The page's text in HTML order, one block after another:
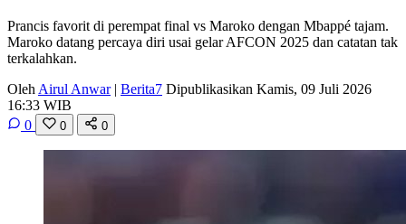
Prancis favorit di perempat final vs Maroko dengan Mbappé tajam.
Maroko datang percaya diri usai gelar AFCON 2025 dan catatan tak
terkalahkan.
Oleh Airul Anwar | Berita7 Dipublikasikan Kamis, 09 Juli 2026
16:33 WIB
0
0 0